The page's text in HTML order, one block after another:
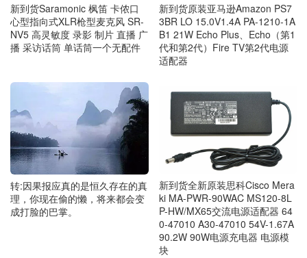
新到货Saramonic 枫笛 卡侬口
心型指向式XLR枪型麦克风 SR-
NV5 高灵敏度 录影 制片 直播 广
播 采访话筒 单话筒一个无配件
新到货原装亚马逊Amazon PS7
3BR LO 15.0V1.4A PA-1210-1A
B1 21W Echo Plus、Echo（第1
代和第2代）Fire TV第2代电源
适配器
转:因果报应真的是恒久存在的真
理，你现在偷的懒，将来都会变
成打脸的巴掌。
新到货全新原装思科Cisco Mera
ki MA-PWR-90WAC MS120-8L
P-HW/MX65交流电源适配器 64
0-47010 A30-47010 54V-1.67A
90.2W 90W电源充电器 电源模
块